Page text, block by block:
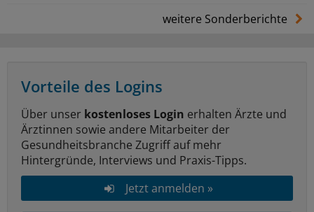
weitere Sonderberichte
Vorteile des Logins
Über unser kostenloses Login erhalten Ärzte und
Ärztinnen sowie andere Mitarbeiter der
Gesundheitsbranche Zugriff auf mehr
Hintergründe, Interviews und Praxis-Tipps.
Jetzt anmelden »